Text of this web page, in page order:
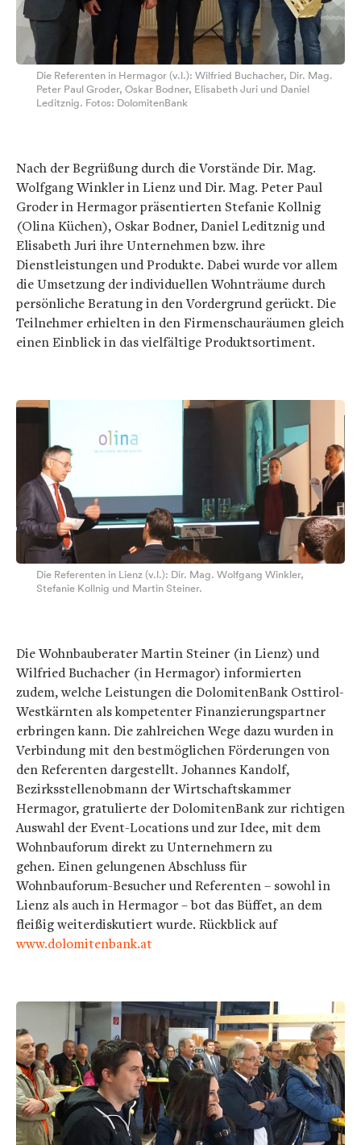
Die Referenten in Hermagor (v.l.): Wilfried Buchacher, Dir. Mag.
Peter Paul Groder, Oskar Bodner, Elisabeth Juri und Daniel
Leditznig. Fotos: DolomitenBank
Nach der Begrüßung durch die Vorstände Dir. Mag.
Wolfgang Winkler in Lienz und Dir. Mag. Peter Paul
Groder in Hermagor präsentierten Stefanie Kollnig
(Olina Küchen), Oskar Bodner, Daniel Leditznig und
Elisabeth Juri ihre Unternehmen bzw. ihre
Dienstleistungen und Produkte. Dabei wurde vor allem
die Umsetzung der individuellen Wohnträume durch
persönliche Beratung in den Vordergrund gerückt. Die
Teilnehmer erhielten in den Firmenschauräumen gleich
einen Einblick in das vielfältige Produktsortiment.
Die Referenten in Lienz (v.l.): Dir. Mag. Wolfgang Winkler,
Stefanie Kollnig und Martin Steiner.
Die Wohnbauberater Martin Steiner (in Lienz) und
Wilfried Buchacher (in Hermagor) informierten
zudem, welche Leistungen die DolomitenBank Osttirol-
Westkärnten als kompetenter Finanzierungspartner
erbringen kann. Die zahlreichen Wege dazu wurden in
Verbindung mit den bestmöglichen Förderungen von
den Referenten dargestellt. Johannes Kandolf,
Bezirksstellenobmann der Wirtschaftskammer
Hermagor, gratulierte der DolomitenBank zur richtigen
Auswahl der Event-Locations und zur Idee, mit dem
Wohnbauforum direkt zu Unternehmern zu
gehen. Einen gelungenen Abschluss für
Wohnbauforum-Besucher und Referenten – sowohl in
Lienz als auch in Hermagor – bot das Büffet, an dem
fleißig weiterdiskutiert wurde. Rückblick auf
www.dolomitenbank.at